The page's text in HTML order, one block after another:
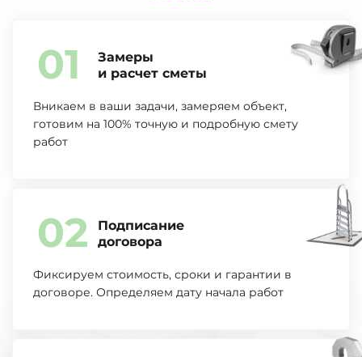
01
Замеры
и расчет сметы
Вникаем в ваши задачи, замеряем объект,
готовим на 100% точную и подробную смету
работ
02
Подписание
договора
Фиксируем стоимость, сроки и гарантии в
договоре. Определяем дату начала работ